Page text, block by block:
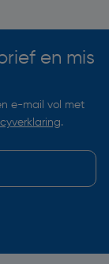
en mis
e-mail vol met
.